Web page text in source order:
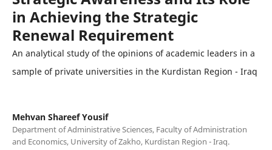
in Achieving the Strategic
Renewal Requirement
An analytical study of the opinions of academic leaders in a
sample of private universities in the Kurdistan Region - Iraq
Mehvan Shareef Yousif
Department of Administrative Sciences, Faculty of Administration
and Economics, University of Zakho, Kurdistan Region - Iraq.